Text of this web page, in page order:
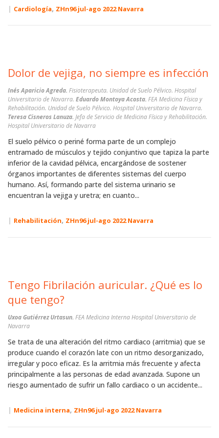
| Cardiología, ZHn96 jul-ago 2022 Navarra
Dolor de vejiga, no siempre es infección
Inés Aparicio Agreda. Fisioterapeuta. Unidad de Suelo Pélvico. Hospital
Universitario de Navarra. Eduardo Montoya Acosta. FEA Medicina Física y
Rehabilitación. Unidad de Suelo Pélvico. Hospital Universitario de Navarra.
Teresa Cisneros Lanuza. Jefa de Servicio de Medicina Física y Rehabilitación.
Hospital Universitario de Navarra
El suelo pélvico o periné forma parte de un complejo
entramado de músculos y tejido conjuntivo que tapiza la parte
inferior de la cavidad pélvica, encargándose de sostener
órganos importantes de diferentes sistemas del cuerpo
humano. Así, formando parte del sistema urinario se
encuentran la vejiga y uretra; en cuanto...
| Rehabilitación, ZHn96 jul-ago 2022 Navarra
Tengo Fibrilación auricular. ¿Qué es lo
que tengo?
Uxoa Gutiérrez Urtasun. FEA Medicina Interna Hospital Universitario de
Navarra
Se trata de una alteración del ritmo cardiaco (arritmia) que se
produce cuando el corazón late con un ritmo desorganizado,
irregular y poco eficaz. Es la arritmia más frecuente y afecta
principalmente a las personas de edad avanzada. Supone un
riesgo aumentado de sufrir un fallo cardiaco o un accidente...
| Medicina interna, ZHn96 jul-ago 2022 Navarra